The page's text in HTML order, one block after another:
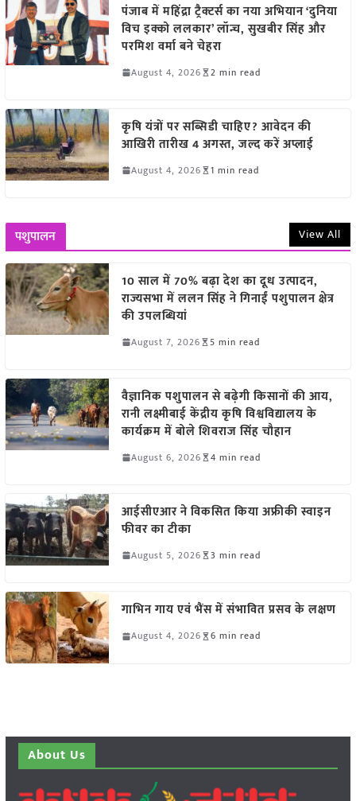
पंजाब में महिंद्रा ट्रैक्टर्स का नया अभियान ‘दुनिया
विच इक्को ललकार’ लॉन्च, सुखबीर सिंह और
परमिश वर्मा बने चेहरा
August 4, 2026 2 min read
कृषि यंत्रों पर सब्सिडी चाहिए? आवेदन की
आखिरी तारीख 4 अगस्त, जल्द करें अप्लाई
August 4, 2026 1 min read
पशुपालन View All
10 साल में 70% बढ़ा देश का दूध उत्पादन,
राज्यसभा में ललन सिंह ने गिनाईं पशुपालन क्षेत्र
की उपलब्धियां
August 7, 2026 5 min read
वैज्ञानिक पशुपालन से बढ़ेगी किसानों की आय,
रानी लक्ष्मीबाई केंद्रीय कृषि विश्वविद्यालय के
कार्यक्रम में बोले शिवराज सिंह चौहान
August 6, 2026 4 min read
आईसीएआर ने विकसित किया अफ्रीकी स्वाइन
फीवर का टीका
August 5, 2026 3 min read
गाभिन गाय एवं भैंस में संभावित प्रसव के लक्षण
August 4, 2026 6 min read
About Us